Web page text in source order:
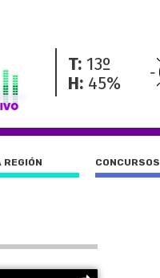
T: 13º
H: 45%
REGIÓN CONCURSOS